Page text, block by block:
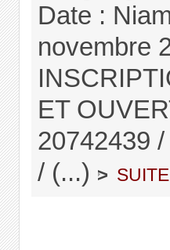
Date :
novembre
ET
20742439
/ (...) > suite